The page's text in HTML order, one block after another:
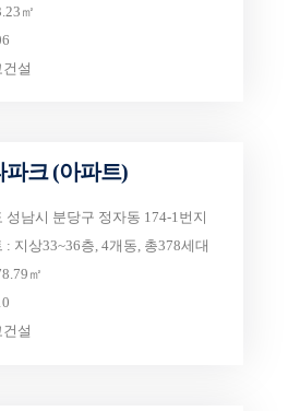
㎡
건설
파크 (아파트)
성남시 분당구 정자동 174-1번지
: 지상33~36층, 4개동, 총378세대
㎡
설